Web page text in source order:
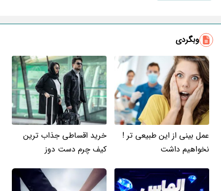
وبگردی
عمل بینی از این طبیعی تر !
نخواهیم داشت
خرید اقساطی جذاب ترین
کیف چرم دست دوز